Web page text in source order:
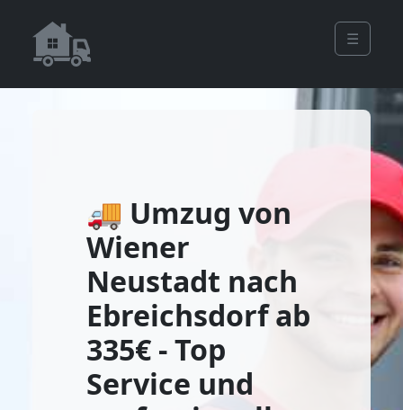
☰
🚚 Umzug von
Wiener
Neustadt nach
Ebreichsdorf ab
335€ - Top
Service und